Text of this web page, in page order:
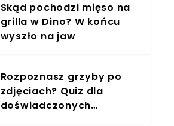
Skąd pochodzi mięso na
grilla w Dino? W końcu
wyszło na jaw
Rozpoznasz grzyby po
zdjęciach? Quiz dla
doświadczonych